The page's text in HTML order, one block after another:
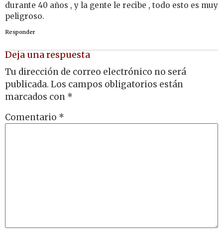
durante 40 años , y la gente le recibe , todo esto es muy
peligroso.
Responder
Deja una respuesta
Tu dirección de correo electrónico no será
publicada. Los campos obligatorios están
marcados con *
Comentario *